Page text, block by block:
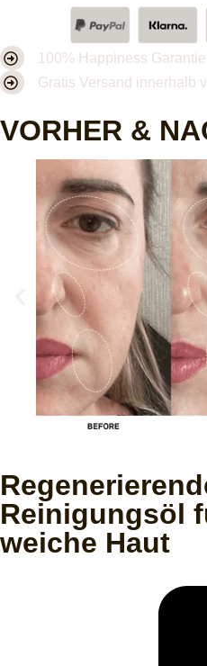
100% Happiness Garantie
Gratis Versand innerhalb
VORHER &
Reinigungsöl
weiche Haut